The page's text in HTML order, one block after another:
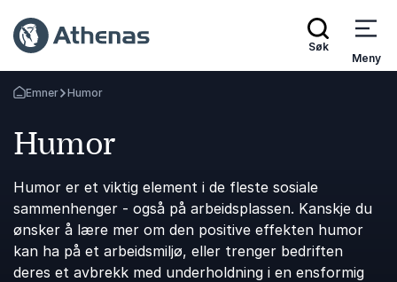
Søk
Meny
Gå tilbake til startsiden
Emner Humor
Humor
Humor er et viktig element i de fleste sosiale
sammenhenger - også på arbeidsplassen. Kanskje du
ønsker å lære mer om den positive effekten humor
kan ha på et arbeidsmiljø, eller trenger bedriften
deres et avbrekk med underholdning i en ensformig